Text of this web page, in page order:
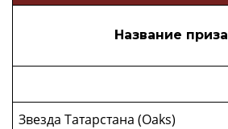
Название приза
Звезда Татарстана (Oaks)